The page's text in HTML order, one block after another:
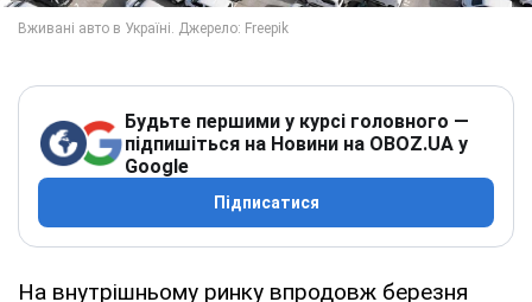
Будьте першими у курсі головного —
підпишіться на Новини на OBOZ.UA у
Google
Підписатися
На внутрішньому ринку впродовж березня